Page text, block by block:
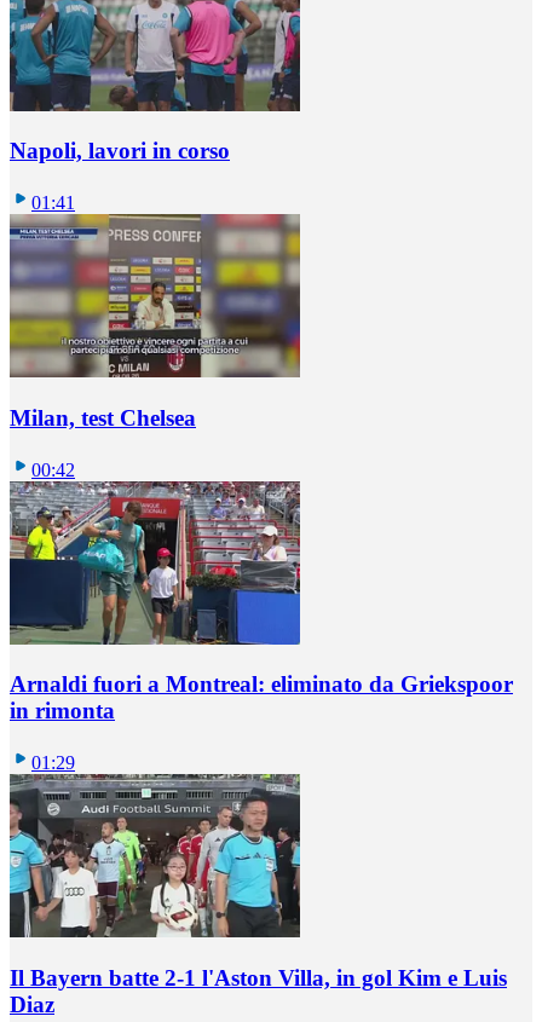
Napoli, lavori in corso
01:41
Milan, test Chelsea
00:42
Arnaldi fuori a Montreal: eliminato da Griekspoor
in rimonta
01:29
Il Bayern batte 2-1 l'Aston Villa, in gol Kim e Luis
Diaz